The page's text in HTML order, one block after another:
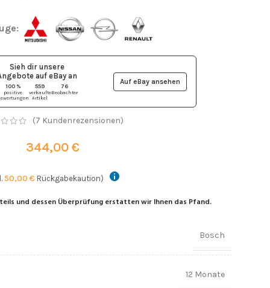
Sieh dir unsere
auf eBay an
100 %
positive
559
verkaufte
Artikel
76
Beobachter
Auf eBay ansehen
(7 Kundenrezensionen)
344,00€
50,00 € Rückgabekaution)
und dessen Überprüfung erstatten wir Ihnen das Pfand.
Bosch
12 Monate